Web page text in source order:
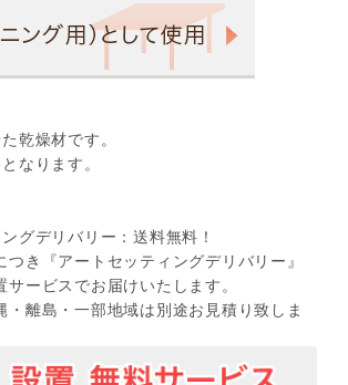
乾燥材です。
なります。
グデリバリー：送料無料！
き『アートセッティングデリバリー』
サービスでお届けいたします。
離島・一部地域は別途お見積り致しま